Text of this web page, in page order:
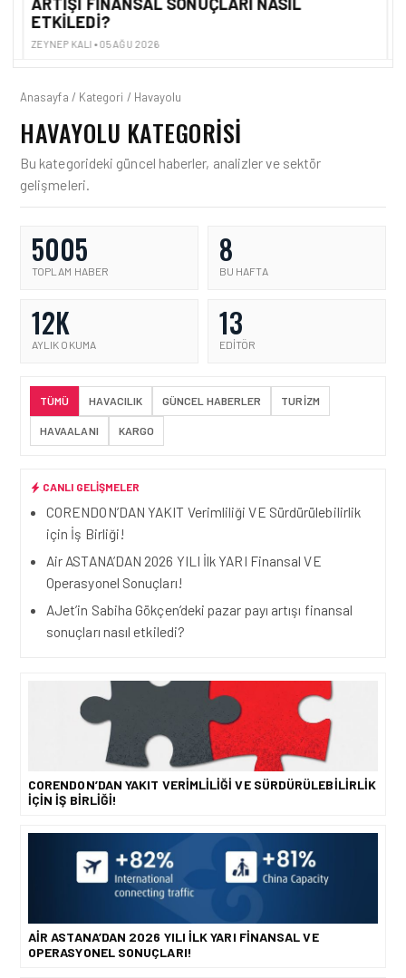
ETKILEDI?
ZEYNEP KALI • 05 AĞU 2026
Anasayfa / Kategori / Havayolu
HAVAYOLU KATEGORISI
Bu kategorideki güncel haberler, analizler ve sektör
gelişmeleri.
5005
TOPLAM HABER
8
BU HAFTA
12K
AYLIK OKUMA
13
EDITÖR
TÜMÜ HAVACILIK GÜNCEL HABERLER TURIZM
HAVAALANI KARGO
CANLI GELIŞMELER
CORENDON’DAN YAKIT Verimliliği VE Sürdürülebilirlik
için İş Birliği!
Air ASTANA’DAN 2026 YILI İlk YARI Finansal VE
Operasyonel Sonuçları!
AJet’in Sabiha Gökçen’deki pazar payı artışı finansal
sonuçları nasıl etkiledi?
CORENDON’DAN YAKIT VERIMLILIĞI VE SÜRDÜRÜLEBILIRLIK
IÇIN İŞ BIRLIĞI!
AIR ASTANA’DAN 2026 YILI İLK YARI FINANSAL VE
OPERASYONEL SONUÇLARI!